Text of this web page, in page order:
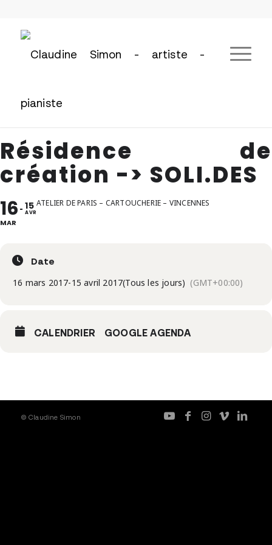
Résidence de
création -> SOLI.DES
16
MAR
15
AVR
ATELIER DE PARIS – CARTOUCHERIE – VINCENNES
Date
16 mars 2017-15 avril 2017(Tous les jours) (GMT+00:00)
CALENDRIER GOOGLE AGENDA
© Claudine Simon